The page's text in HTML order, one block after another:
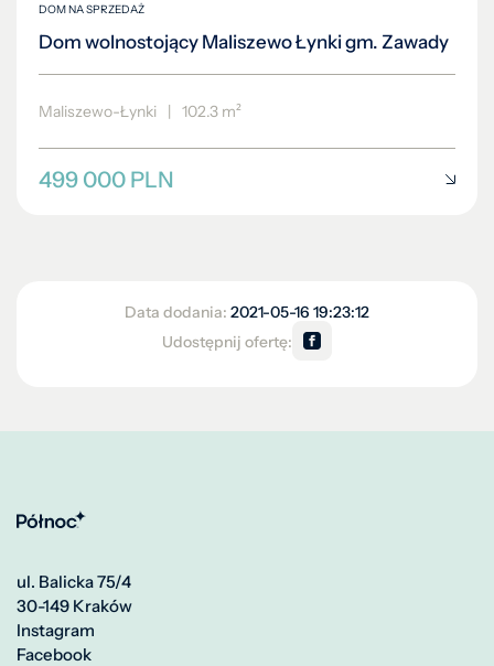
DOM NA SPRZEDAŻ
Dom wolnostojący Maliszewo Łynki gm. Zawady
Maliszewo-Łynki | 102.3 m²
499 000 PLN
Data dodania: 2021-05-16 19:23:12
Udostępnij ofertę:
ul. Balicka 75/4
30-149 Kraków
Instagram
Facebook